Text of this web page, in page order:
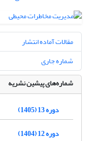
مقالات آماده انتشار
شماره جاری
شماره‌های پیشین نشریه
دوره 13 (1405)
دوره 12 (1404)